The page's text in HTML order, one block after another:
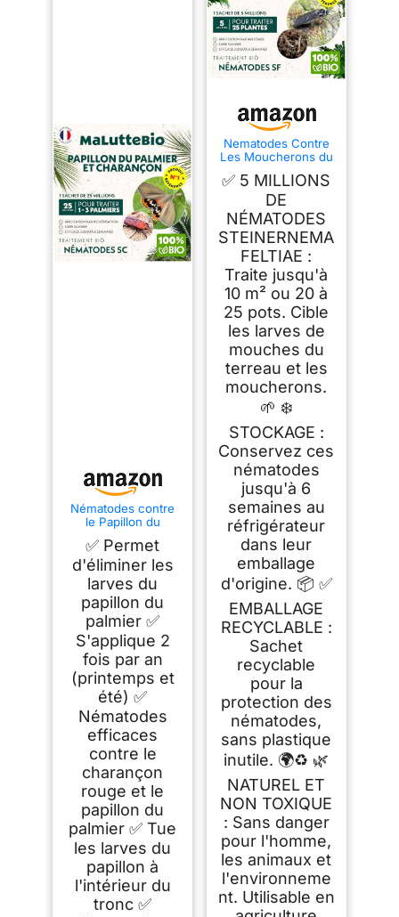
Nématodes contre
le Papillon du
Charançon Rouge -
Nematodes Palmier
- Pour traiter 1 à 3
palmiers
✅ Permet
d'éliminer les
larves du
papillon du
palmier ✅
S'applique 2
fois par an
(printemps et
été) ✅
Nématodes
efficaces
contre le
charançon
rouge et le
papillon du
palmier ✅ Tue
les larves du
papillon à
l'intérieur du
tronc ✅
Nematodes Contre
Les Moucherons du
Traitement bio
Nématodes Longue
Durée - Anti
mouches des
terreaux - Pour
traiter 25 pots -
Maluttebio
✅ 5 MILLIONS
DE
NÉMATODES
STEINERNEMA
FELTIAE :
Traite jusqu'à
10 m² ou 20 à
25 pots. Cible
les larves de
mouches du
terreau et les
moucherons.
🌱 ❄️
STOCKAGE :
Conservez ces
nématodes
jusqu'à 6
semaines au
réfrigérateur
dans leur
emballage
d'origine. 📦 ✅
EMBALLAGE
RECYCLABLE :
Sachet
recyclable
pour la
protection des
nématodes,
sans plastique
inutile. 🌍♻️ 🌿
NATUREL ET
NON TOXIQUE
: Sans danger
pour l'homme,
les animaux et
l'environneme
nt. Utilisable en